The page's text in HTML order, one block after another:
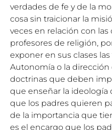
verdades de fe y de la
cosa sin traicionar la
veces en relación con
profesores de religión,
exponer en sus clases
Autonomía o la dirección
doctrinas que deben
que enseñar la ideología
que los padres quieren
de la importancia que
es el encargo que los